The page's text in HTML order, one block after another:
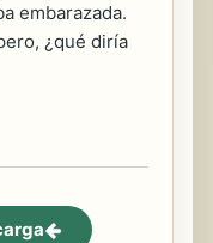
embarazada.
¿qué diría